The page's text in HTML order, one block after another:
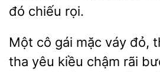
đó chiếu rọi.
cô gái mặc váy đỏ,
tha yêu kiều
rãi